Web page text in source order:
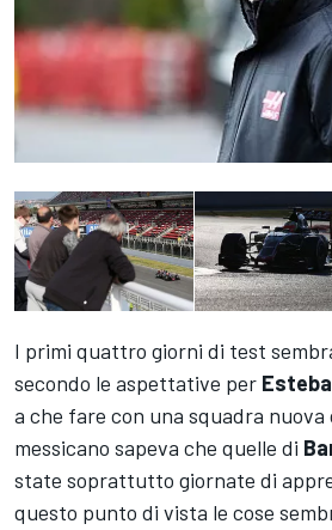
I primi quattro giorni di test
secondo le aspettative per
a che fare con una squadra nuova
messicano sapeva che quelle di
state soprattutto giornate di
questo punto di vista le cose